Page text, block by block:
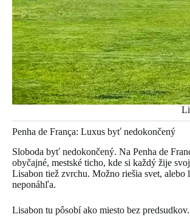
Penha de França: Luxus byť nedokončený
Sloboda byť nedokončený. Na Penha de
obyčajné, mestské ticho, kde si každý žije
Lisabon tiež zvrchu. Možno riešia svet,
neponáhľa.
Lisabon tu pôsobí ako miesto bez